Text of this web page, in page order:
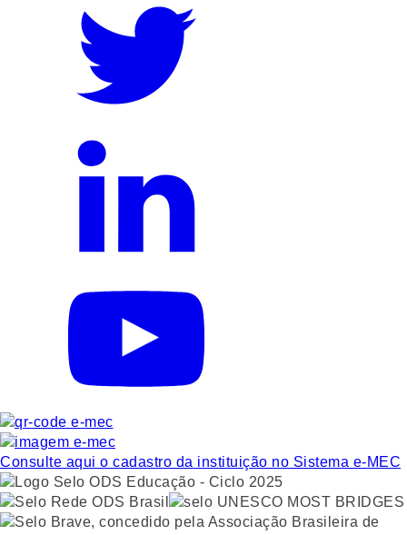
Consulte aqui o cadastro da instituição no Sistema e-MEC